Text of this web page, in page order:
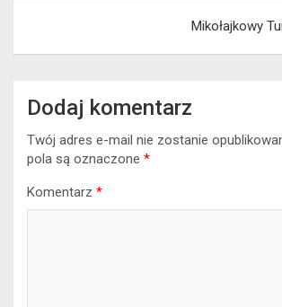
Mikołajkowy
Dodaj komentarz
Twój adres e-mail nie zostanie
pola są oznaczone *
Komentarz *